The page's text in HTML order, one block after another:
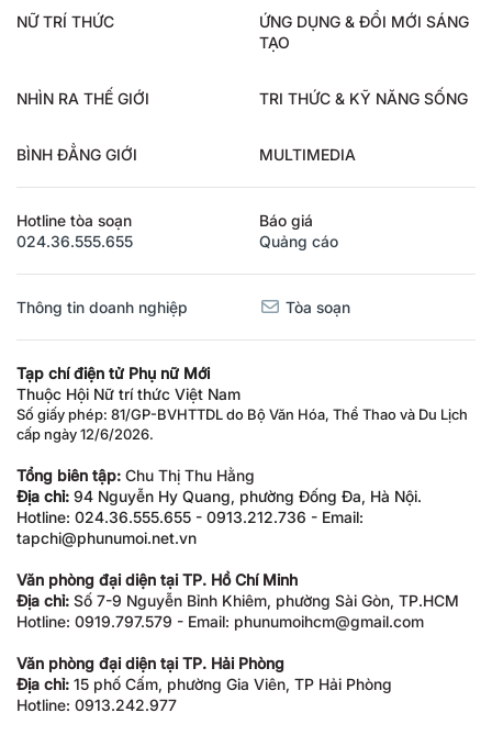
NỮ TRÍ THỨC
ỨNG DỤNG & ĐỔI MỚI SÁNG
TẠO
NHÌN RA THẾ GIỚI TRI THỨC & KỸ NĂNG SỐNG
BÌNH ĐẲNG GIỚI MULTIMEDIA
Hotline tòa soạn
024.36.555.655
Báo giá
Quảng cáo
Thông tin doanh nghiệp Tòa soạn
Tạp chí điện tử Phụ nữ Mới
Thuộc Hội Nữ trí thức Việt Nam
Số giấy phép: 81/GP-BVHTTDL do Bộ Văn Hóa, Thể Thao và Du Lịch
cấp ngày 12/6/2026.
Tổng biên tập: Chu Thị Thu Hằng
Địa chỉ: 94 Nguyễn Hy Quang, phường Đống Đa, Hà Nội.
Hotline: 024.36.555.655 - 0913.212.736 - Email:
tapchi@phunumoi.net.vn
Văn phòng đại diện tại TP. Hồ Chí Minh
Địa chỉ: Số 7-9 Nguyễn Bỉnh Khiêm, phường Sài Gòn, TP.HCM
Hotline: 0919.797.579 - Email: phunumoihcm@gmail.com
Văn phòng đại diện tại TP. Hải Phòng
Địa chỉ: 15 phố Cấm, phường Gia Viên, TP Hải Phòng
Hotline: 0913.242.977